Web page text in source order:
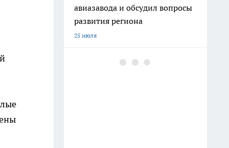
авиазавода и обсудил вопросы
развития региона
25 июля
В Иркутском районе школьник